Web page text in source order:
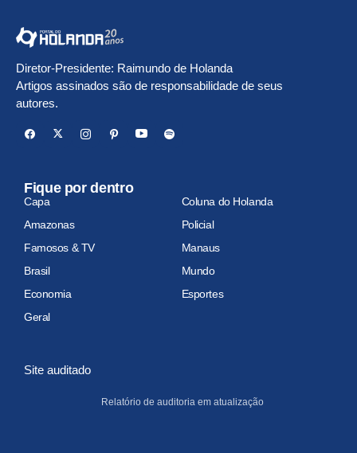
Diretor-Presidente: Raimundo de Holanda
Artigos assinados são de responsabilidade de seus
autores.
Fique por dentro
Capa
Coluna do Holanda
Amazonas
Policial
Famosos & TV
Manaus
Brasil
Mundo
Economia
Esportes
Geral
Site auditado
Relatório de auditoria em atualização